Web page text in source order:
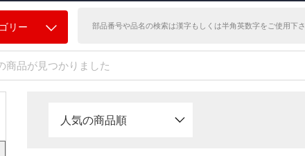
リー
商品が見つかりました
人気の商品順